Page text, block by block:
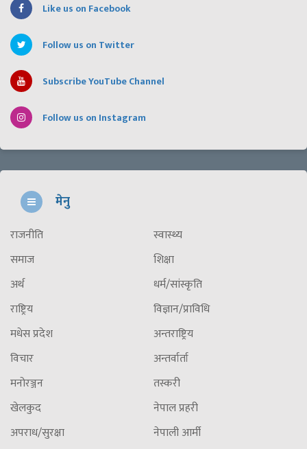
Like us on Facebook
Follow us on Twitter
Subscribe YouTube Channel
Follow us on Instagram
मेनु
राजनीति
समाज
अर्थ
राष्ट्रिय
मधेस प्रदेश
विचार
मनोरञ्जन
खेलकुद
अपराध/सुरक्षा
स्वास्थ्य
शिक्षा
धर्म/सांस्कृति
विज्ञान/प्राविधि
अन्तराष्ट्रिय
अन्तर्वार्ता
तस्करी
नेपाल प्रहरी
नेपाली आर्मी